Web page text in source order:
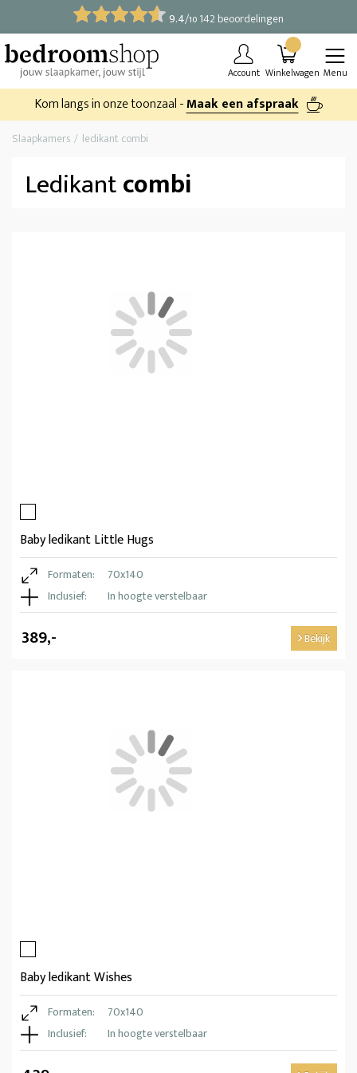
9.4/10 142 beoordelingen
Account Winkelwagen Menu
Kom langs in onze toonzaal -Maak een afspraak
Slaapkamers ledikant combi
Ledikantcombi
Baby ledikant Little Hugs
Formaten:
70x140
Inclusief:
In hoogte verstelbaar
389,- Bekijk
Baby ledikant Wishes
Formaten:
70x140
Inclusief:
In hoogte verstelbaar